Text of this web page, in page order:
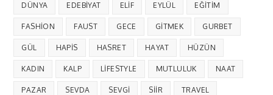
DÜNYA EDEBIYAT ELIF EYLÜL EĞITIM
FASHION FAUST GECE GITMEK GURBET
GÜL HAPIS HASRET HAYAT HÜZÜN
KADIN KALP LIFESTYLE MUTLULUK NAAT
PAZAR SEVDA SEVGI SIIR TRAVEL